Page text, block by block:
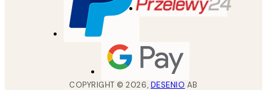
COPYRIGHT ©2026, DESENIO AB